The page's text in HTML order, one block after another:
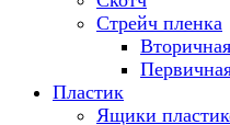
Стрейч пленка
Вторичная
Пластик
Ящики